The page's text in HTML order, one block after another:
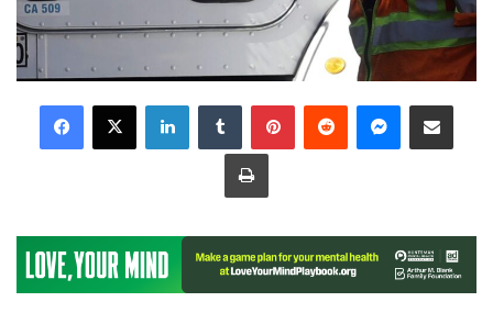
LinkedInTumblr PinterestReddit Messenger
Share via Email
Print